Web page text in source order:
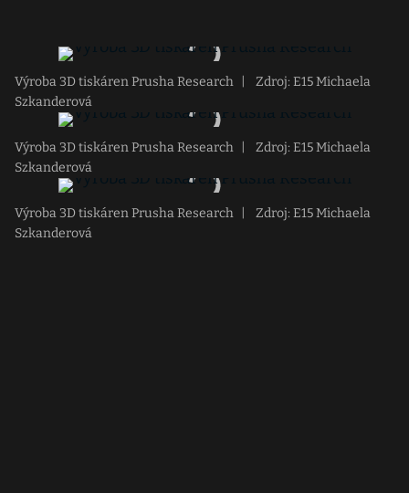
Výroba 3D tiskáren Prusha Research
Zdroj: E15 Michaela
Szkanderová
Výroba 3D tiskáren Prusha Research
Zdroj: E15 Michaela
Szkanderová
Výroba 3D tiskáren Prusha Research
Zdroj: E15 Michaela
Szkanderová